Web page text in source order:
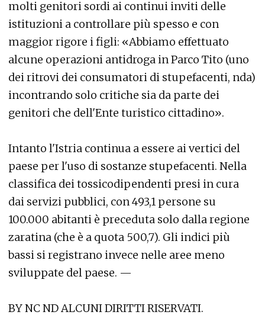
molti genitori sordi ai continui inviti delle
istituzioni a controllare più spesso e con
maggior rigore i figli: «Abbiamo effettuato
alcune operazioni antidroga in Parco Tito (uno
dei ritrovi dei consumatori di stupefacenti, nda)
incontrando solo critiche sia da parte dei
genitori che dell'Ente turistico cittadino».
Intanto l'Istria continua a essere ai vertici del
paese per l'uso di sostanze stupefacenti. Nella
classifica dei tossicodipendenti presi in cura
dai servizi pubblici, con 493,1 persone su
100.000 abitanti è preceduta solo dalla regione
zaratina (che è a quota 500,7). Gli indici più
bassi si registrano invece nelle aree meno
sviluppate del paese. —
BY NC ND ALCUNI DIRITTI RISERVATI.